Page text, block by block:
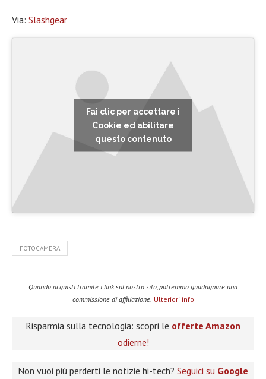
Via: Slashgear
Fai clic per accettare i
Cookie ed abilitare
questo contenuto
FOTOCAMERA
Quando acquisti tramite i link sul nostro sito, potremmo guadagnare una
commissione di affiliazione. Ulteriori info
Risparmia sulla tecnologia: scopri le offerte Amazon
odierne!
Non vuoi più perderti le notizie hi-tech? Seguici su Google